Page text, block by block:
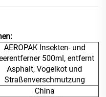
AEROPAK Insekten- und
500ml, entfernt
Asphalt, Vogelkot und
Straßenverschmutzung
China